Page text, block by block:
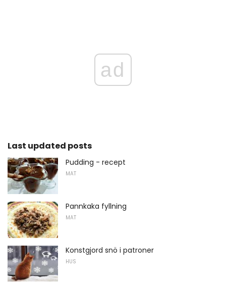
ad
Last updated posts
Pudding - recept
MAT
Pannkaka fyllning
MAT
Konstgjord snö i patroner
HUS